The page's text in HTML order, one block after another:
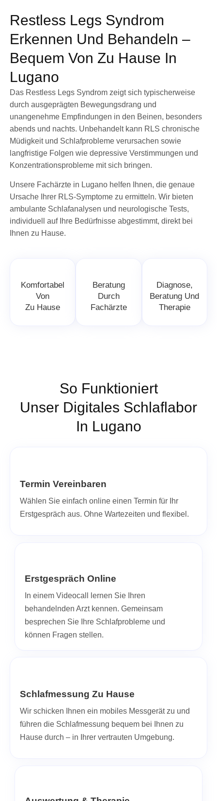
Komfortabel
Von
Zu Hause
Beratung
Durch
Fachärzte
Diagnose,
Beratung Und
Therapie
Restless Legs Syndrom
Erkennen Und Behandeln –
Bequem Von Zu Hause In
Lugano
Das Restless Legs Syndrom zeigt sich typischerweise
durch ausgeprägten Bewegungsdrang und
unangenehme Empfindungen in den Beinen, besonders
abends und nachts. Unbehandelt kann RLS chronische
Müdigkeit und Schlafprobleme verursachen sowie
langfristige Folgen wie depressive Verstimmungen und
Konzentrationsprobleme mit sich bringen.
Unsere Fachärzte in Lugano helfen Ihnen, die genaue
Ursache Ihrer RLS-Symptome zu ermitteln. Wir bieten
ambulante Schlafanalysen und neurologische Tests,
individuell auf Ihre Bedürfnisse abgestimmt, direkt bei
Ihnen zu Hause.
So Funktioniert
Unser Digitales Schlaflabor
In Lugano
Termin Vereinbaren
Wählen Sie einfach online einen Termin für Ihr
Erstgespräch aus. Ohne Wartezeiten und flexibel.
Erstgespräch Online
In einem Videocall lernen Sie Ihren
behandelnden Arzt kennen. Gemeinsam
besprechen Sie Ihre Schlafprobleme und
können Fragen stellen.
Schlafmessung Zu Hause
Wir schicken Ihnen ein mobiles Messgerät zu und
führen die Schlafmessung bequem bei Ihnen zu
Hause durch – in Ihrer vertrauten Umgebung.